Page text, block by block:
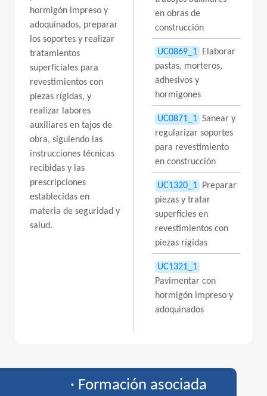
hormigón impreso y
adoquinados, preparar
los soportes y realizar
tratamientos
superficiales para
revestimientos con
piezas rígidas, y
realizar labores
auxiliares en tajos de
obra, siguiendo las
instrucciones técnicas
recibidas y las
prescripciones
establecidas en
materia de seguridad y
salud.
en obras de
construcción
UC0869_1
Elaborar
pastas, morteros,
adhesivos y
hormigones
UC0871_1 Sanear y
regularizar soportes
para revestimiento
en construcción
UC1320_1
Preparar
piezas y tratar
superficies en
revestimientos con
piezas rígidas
UC1321_1
Pavimentar con
hormigón impreso y
adoquinados
· Formación asociada